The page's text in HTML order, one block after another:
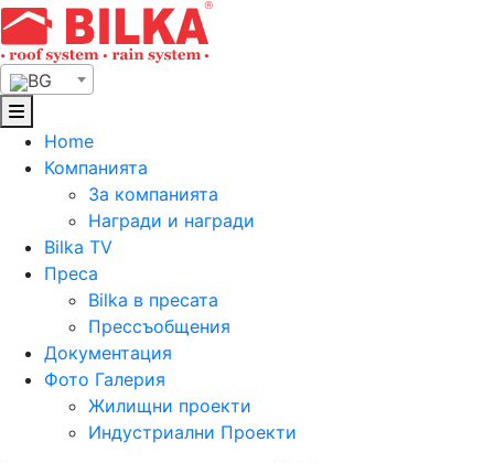
Skip
to
content
BG
Home
Компанията
За компанията
Награди и награди
Bilka TV
Преса
Bilka в пресата
Прессъобщения
Документация
Фото Галерия
Жилищни проекти
Индустриални Проекти